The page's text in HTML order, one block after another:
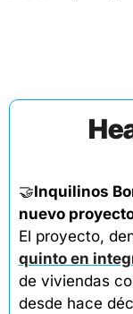
🤝Inquilinos
nuevo
El proyecto,
quinto en
de viviendas
desde hace